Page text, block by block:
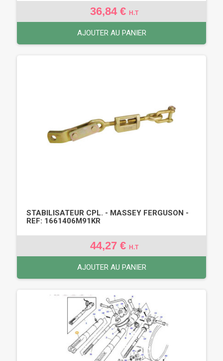
36,84 € H.T
AJOUTER AU PANIER
STABILISATEUR CPL. - MASSEY FERGUSON -
REF: 1661406M91KR
44,27 € H.T
AJOUTER AU PANIER